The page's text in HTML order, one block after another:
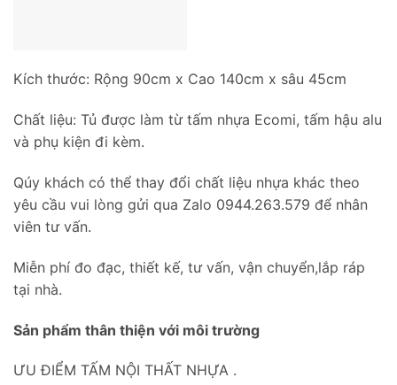
Kích thước: Rộng 90cm x Cao 140cm x sâu 45cm
Chất liệu: Tủ được làm từ tấm nhựa Ecomi, tấm hậu alu
và phụ kiện đi kèm.
Qúy khách có thể thay đổi chất liệu nhựa khác theo
yêu cầu vui lòng gửi qua Zalo 0944.263.579 để nhân
viên tư vấn.
Miễn phí đo đạc, thiết kế, tư vấn, vận chuyển,lắp ráp
tại nhà.
Sản phẩm thân thiện với môi trường
ƯU ĐIỂM TẤM NỘI THẤT NHỰA .